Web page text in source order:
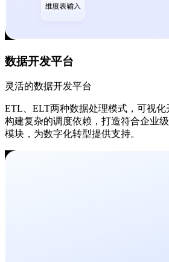
数据开发平台
灵活的数据开发平台
ETL、ELT两种数据处理模式，可视化
构建复杂的调度依赖，打造符合企业
模块，为数字化转型提供支持。